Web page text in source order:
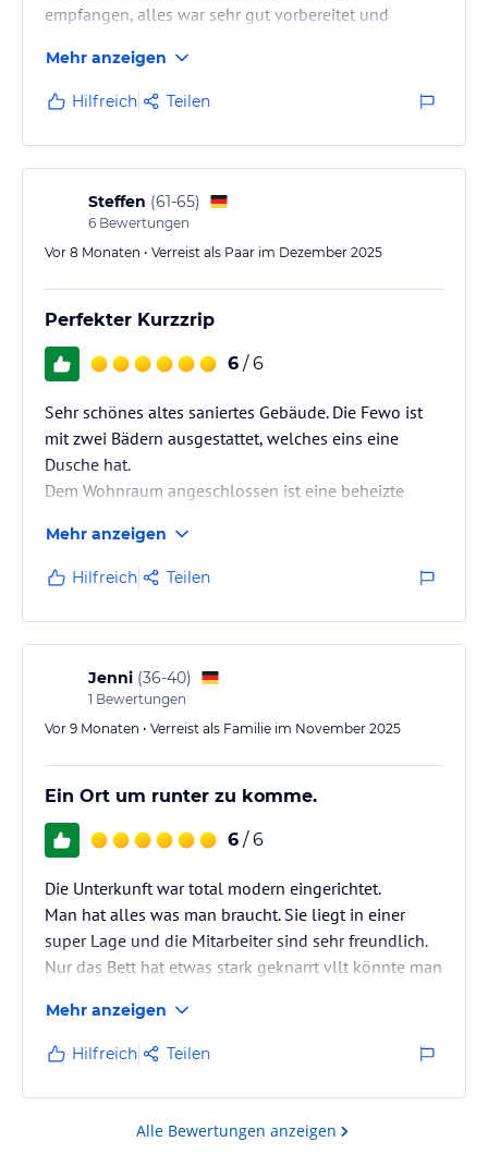
empfangen, alles war sehr gut vorbereitet und
fehlte an nichts. Das Frühstück, ausreichend, von
allem etwas, das Personal zuvorkommend. Gern
kommen wir bei Gelegenheit wieder.
Mehr anzeigen
Hilfreich Teilen
Steffen (61-65)
6 Bewertungen
Vor 8 Monaten • Verreist als Paar im Dezember 2025
Perfekter Kurzzrip
6 / 6
Sehr schönes altes saniertes Gebäude. Die Fewo ist
mit zwei Bädern ausgestattet, welches eins eine
Dusche hat.
Dem Wohnraum angeschlossen ist eine beheizte
Alles in allem, eine schöne Fewo.
Mehr anzeigen
Hilfreich Teilen
Jenni (36-40)
1 Bewertungen
Vor 9 Monaten • Verreist als Familie im November 2025
Ein Ort um runter zu komme.
6 / 6
Die Unterkunft war total modern eingerichtet.
Man hat alles was man braucht. Sie liegt in einer
super Lage und die Mitarbeiter sind sehr freundlich.
Nur das Bett hat etwas stark geknarrt vllt könnte man
Wir kommen gerne wieder und ich kann es auch
jedem empfehlen dort Urlaub zu machen.
Vielen Dank
Mehr anzeigen
Hilfreich Teilen
Alle Bewertungen anzeigen